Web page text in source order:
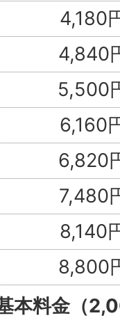
4,180
4,840
5,500
6,160
6,820
7,480
8,140
8,800
本料金（